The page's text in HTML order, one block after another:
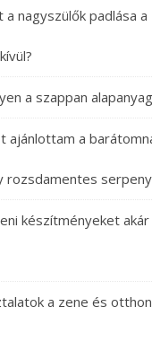
nagyszülők padlása a
a szappan
ajánlottam a
rozsdamentes
készítményeket
a zene és